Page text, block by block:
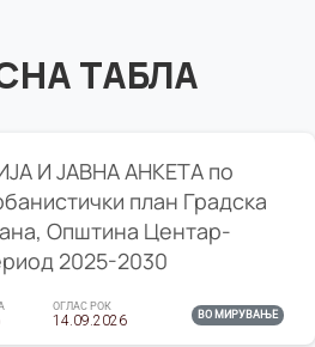
ТАБЛА
И ЈАВНА АНКЕТА по
план Градска
Општина Центар-
2025-2030
ОГЛАС РОК
14.09.2026 ВО МИРУВАЊЕ